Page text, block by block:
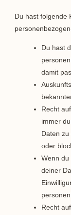
Du hast folgende
Du hast
damit
Recht
immer
Daten
oder
Wenn du
deiner
Recht